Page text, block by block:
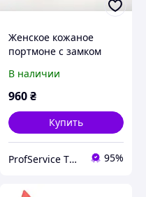
Женское кожаное
портмоне с замком
клатч
В наличии
960₴
Купить
ProfService ТОВ "Профессиональный сервис" 95%